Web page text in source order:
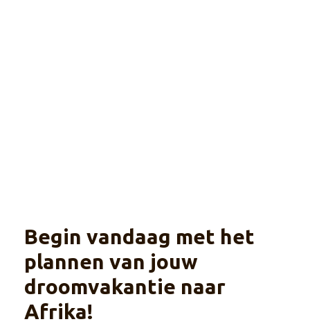
Begin vandaag met het
plannen van jouw
droomvakantie naar
Afrika!